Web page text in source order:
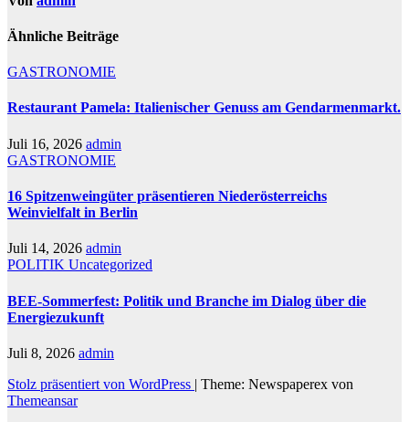
Ähnliche Beiträge
GASTRONOMIE
Restaurant Pamela: Italienischer Genuss am Gendarmenmarkt.
Juli 16, 2026 admin
GASTRONOMIE
16 Spitzenweingüter präsentieren Niederösterreichs
Weinvielfalt in Berlin
Juli 14, 2026 admin
POLITIK Uncategorized
BEE-Sommerfest: Politik und Branche im Dialog über die
Energiezukunft
Juli 8, 2026 admin
Stolz präsentiert von WordPress | Theme: Newspaperex von
Themeansar